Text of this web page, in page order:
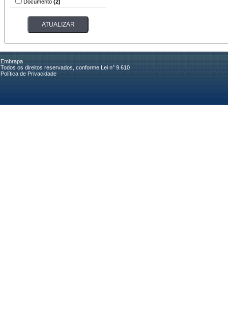
Documento (2)
Embrapa
Todos os direitos reservados, conforme Lei n° 9.610
Política de Privacidade